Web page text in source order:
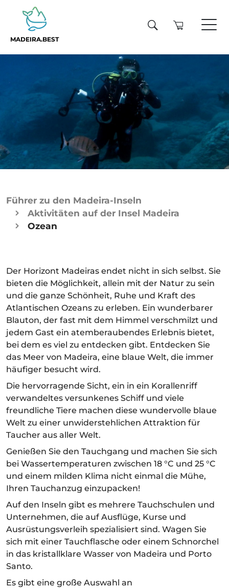
MADEIRA.BEST
Führer zu den Madeira-Inseln
Aktivitäten auf der Insel Madeira
Ozean
Der Horizont Madeiras endet nicht in sich selbst. Sie
bieten die Möglichkeit, allein mit der Natur zu sein
und die ganze Schönheit, Ruhe und Kraft des
Atlantischen Ozeans zu erleben. Ein wunderbarer
Blauton, der fast mit dem Himmel verschmilzt und
jedem Gast ein atemberaubendes Erlebnis bietet,
bei dem es viel zu entdecken gibt. Entdecken Sie
das Meer von Madeira, eine blaue Welt, die immer
häufiger besucht wird.
Die hervorragende Sicht, ein in ein Korallenriff
verwandeltes versunkenes Schiff und viele
freundliche Tiere machen diese wundervolle blaue
Welt zu einer unwiderstehlichen Attraktion für
Taucher aus aller Welt.
Genießen Sie den Tauchgang und machen Sie sich
bei Wassertemperaturen zwischen 18 °C und 25 °C
und einem milden Klima nicht einmal die Mühe,
Ihren Tauchanzug einzupacken!
Auf den Inseln gibt es mehrere Tauchschulen und
Unternehmen, die auf Ausflüge, Kurse und
Ausrüstungsverleih spezialisiert sind. Wagen Sie
sich mit einer Tauchflasche oder einem Schnorchel
in das kristallklare Wasser von Madeira und Porto
Santo.
Es gibt eine große Auswahl an